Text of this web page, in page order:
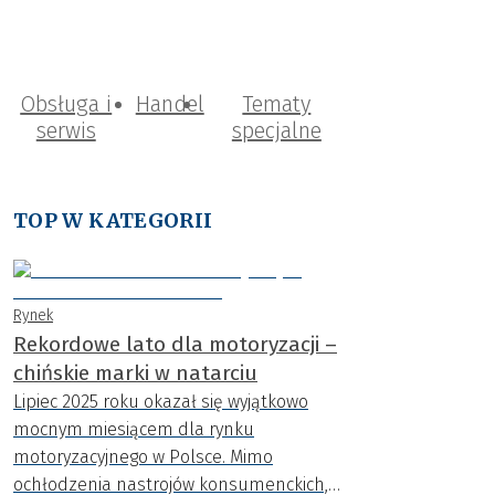
Obsługa i
serwis
Handel
Tematy
specjalne
TOP W KATEGORII
Rynek
Rekordowe lato dla motoryzacji –
chińskie marki w natarciu
Lipiec 2025 roku okazał się wyjątkowo
mocnym miesiącem dla rynku
motoryzacyjnego w Polsce. Mimo
ochłodzenia nastrojów konsumenckich,